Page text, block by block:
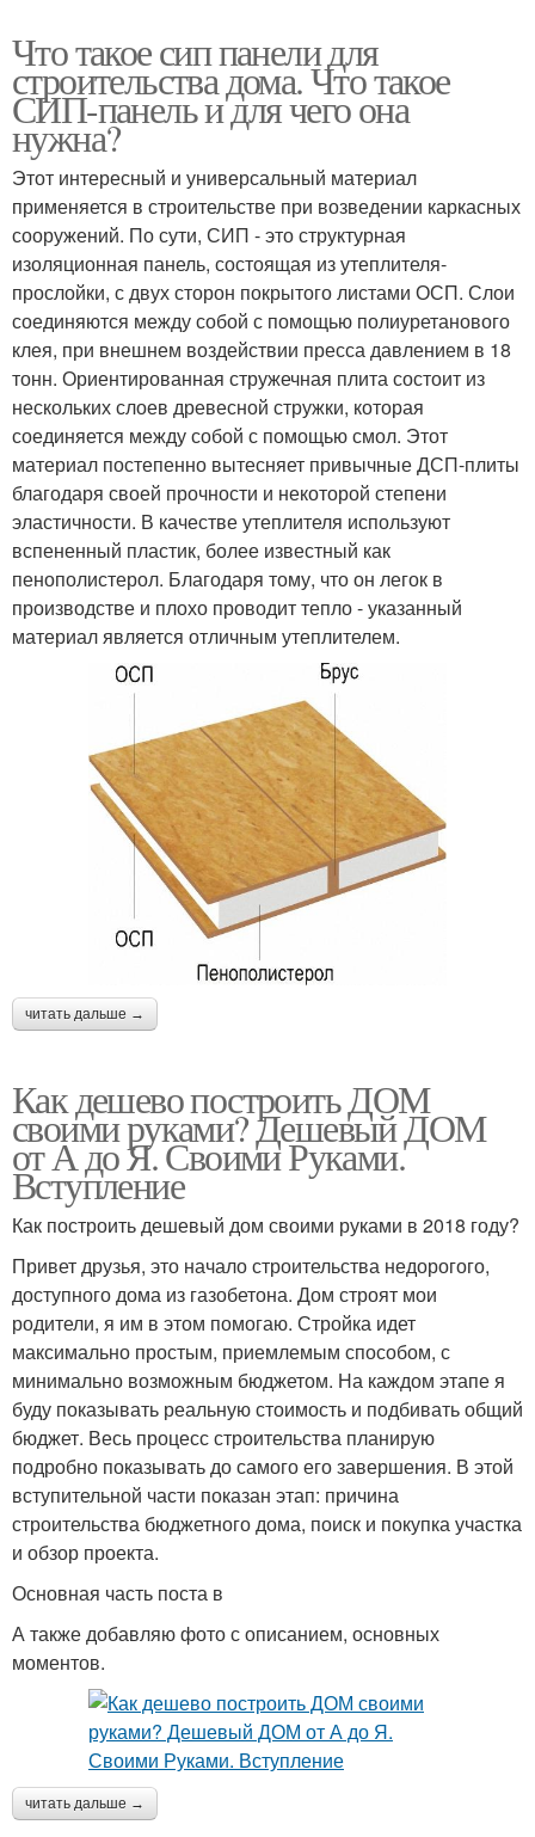
Что такое сип панели для
строительства дома. Что такое
СИП-панель и для чего она
нужна?
Этот интересный и универсальный материал
применяется в строительстве при возведении каркасных
сооружений. По сути, СИП - это структурная
изоляционная панель, состоящая из утеплителя-
прослойки, с двух сторон покрытого листами ОСП. Слои
соединяются между собой с помощью полиуретанового
клея, при внешнем воздействии пресса давлением в 18
тонн. Ориентированная стружечная плита состоит из
нескольких слоев древесной стружки, которая
соединяется между собой с помощью смол. Этот
материал постепенно вытесняет привычные ДСП-плиты
благодаря своей прочности и некоторой степени
эластичности. В качестве утеплителя используют
вспененный пластик, более известный как
пенополистерол. Благодаря тому, что он легок в
производстве и плохо проводит тепло - указанный
материал является отличным утеплителем.
читать дальше →
Как дешево построить ДОМ
своими руками? Дешевый ДОМ
от А до Я. Своими Руками.
Вступление
Как построить дешевый дом своими руками в 2018 году?
Привет друзья, это начало строительства недорогого,
доступного дома из газобетона. Дом строят мои
родители, я им в этом помогаю. Стройка идет
максимально простым, приемлемым способом, с
минимально возможным бюджетом. На каждом этапе я
буду показывать реальную стоимость и подбивать общий
бюджет. Весь процесс строительства планирую
подробно показывать до самого его завершения. В этой
вступительной части показан этап: причина
строительства бюджетного дома, поиск и покупка участка
и обзор проекта.
Основная часть поста в
А также добавляю фото с описанием, основных
моментов.
читать дальше →